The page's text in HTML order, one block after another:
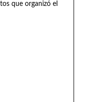
que organizó el